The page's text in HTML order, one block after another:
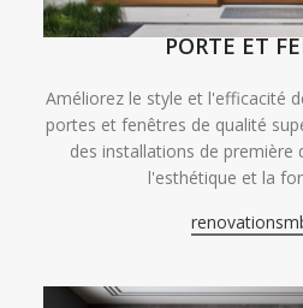
PORTE ET
Améliorez le style et l'efficacité
portes et fenêtres de qualité
des installations de première
l'esthétique et la